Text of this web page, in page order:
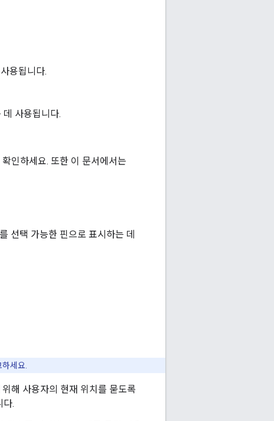
용됩니다.
사용됩니다.
확인하세요. 또한 이 문서에서는
선택 가능한 핀으로 표시하는 데
세요.
해 사용자의 현재 위치를 묻도록
다.